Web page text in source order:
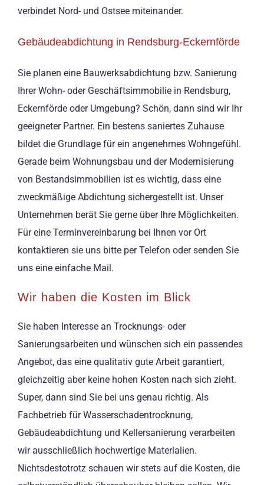
verbindet Nord- und Ostsee miteinander.
Gebäudeabdichtung in Rendsburg-Eckernförde
Sie planen eine Bauwerksabdichtung bzw. Sanierung
Ihrer Wohn- oder Geschäftsimmobilie in Rendsburg,
Eckernförde oder Umgebung? Schön, dann sind wir Ihr
geeigneter Partner. Ein bestens saniertes Zuhause
bildet die Grundlage für ein angenehmes Wohngefühl.
Gerade beim Wohnungsbau und der Modernisierung
von Bestandsimmobilien ist es wichtig, dass eine
zweckmäßige Abdichtung sichergestellt ist. Unser
Unternehmen berät Sie gerne über Ihre Möglichkeiten.
Für eine Terminvereinbarung bei Ihnen vor Ort
kontaktieren sie uns bitte per Telefon oder senden Sie
uns eine einfache Mail.
Wir haben die Kosten im Blick
Sie haben Interesse an Trocknungs- oder
Sanierungsarbeiten und wünschen sich ein passendes
Angebot, das eine qualitativ gute Arbeit garantiert,
gleichzeitig aber keine hohen Kosten nach sich zieht.
Super, dann sind Sie bei uns genau richtig. Als
Fachbetrieb für Wasserschadentrocknung,
Gebäudeabdichtung und Kellersanierung verarbeiten
wir ausschließlich hochwertige Materialien.
Nichtsdestotrotz schauen wir stets auf die Kosten, die